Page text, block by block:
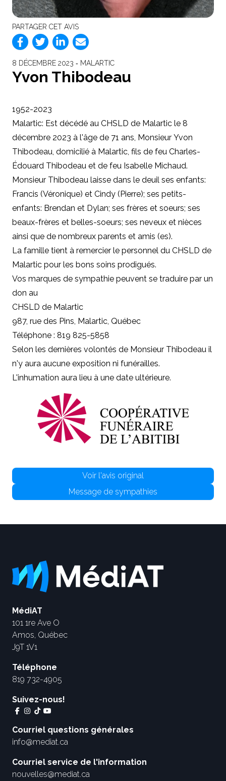
PARTAGER CET AVIS
8 DÉCEMBRE 2023 ‐ MALARTIC
Yvon Thibodeau
1952-2023
Malartic: Est décédé au CHSLD de Malartic le 8
décembre 2023 à l'âge de 71 ans, Monsieur Yvon
Thibodeau, domicilié à Malartic, fils de feu Charles-
Édouard Thibodeau et de feu Isabelle Michaud.
Monsieur Thibodeau laisse dans le deuil ses enfants:
Francis (Véronique) et Cindy (Pierre); ses petits-
enfants: Brendan et Dylan; ses frères et soeurs; ses
beaux-frères et belles-soeurs; ses neveux et nièces
ainsi que de nombreux parents et amis (es).
La famille tient à remercier le personnel du CHSLD de
Malartic pour les bons soins prodigués.
Vos marques de sympathie peuvent se traduire par un
don au
CHSLD de Malartic
987, rue des Pins, Malartic, Québec
Téléphone : 819 825-5858
Selon les dernières volontés de Monsieur Thibodeau il
n'y aura aucune exposition ni funérailles.
L'inhumation aura lieu à une date ultérieure.
Voir l'avis original
Message de sympathies
MédiAT
101 1re Ave O
Amos, Québec
J9T 1V1
Téléphone
819 732-4905
Suivez-nous!
Courriel questions générales
info@mediat.ca
Courriel service de l'information
nouvelles@mediat.ca